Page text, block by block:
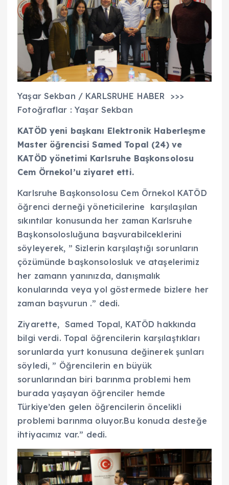
Yaşar Sekban / KARLSRUHE HABER >>>
Fotoğraflar : Yaşar Sekban
KATÖD yeni başkanı Elektronik Haberleşme
Master öğrencisi Samed Topal (24) ve
KATÖD yönetimi Karlsruhe Başkonsolosu
Cem Örnekol’u ziyaret etti.
Karlsruhe Başkonsolosu Cem Örnekol KATÖD
öğrenci derneği yöneticilerine karşılaşılan
sıkıntılar konusunda her zaman Karlsruhe
Başkonsolosluğuna başvurabilceklerini
söyleyerek, ” Sizlerin karşılaştığı sorunların
çözümünde başkonsolosluk ve ataşelerimiz
her zamann yanınızda, danışmalık
konularında veya yol göstermede bizlere her
zaman başvurun .” dedi.
Ziyarette, Samed Topal, KATÖD hakkında
bilgi verdi. Topal öğrencilerin karşılaştıkları
sorunlarda yurt konusuna değinerek şunları
söyledi, ” Öğrencilerin en büyük
sorunlarından biri barınma problemi hem
burada yaşayan öğrenciler hemde
Türkiye’den gelen öğrencilerin öncelikli
problemi barınma oluyor.Bu konuda desteğe
ihtiyacımız var.” dedi.